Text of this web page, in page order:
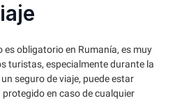
es obligatorio en Rumanía, es muy
turistas, especialmente durante la
seguro de viaje, puede estar
en caso de cualquier